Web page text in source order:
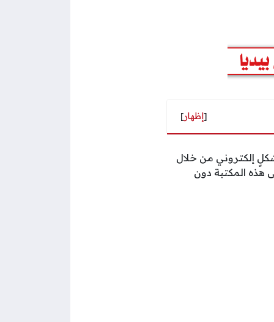
[إظهار]
إلكتروني من خلال
هذه المكتبة دون